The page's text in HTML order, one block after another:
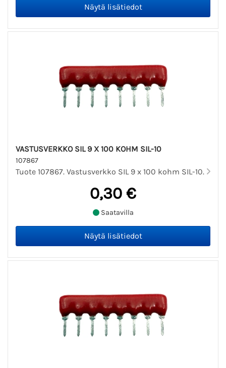
VASTUSVERKKO SIL 9 X 100 KOHM SIL-10
107867
Tuote 107867. Vastusverkko SIL 9 x 100 kohm SIL-10.
0,30 €
Saatavilla